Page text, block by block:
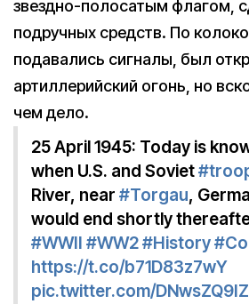
звездно-полосатым флагом,
подручных средств. По
подавались сигналы, был
артиллерийский огонь, но
чем дело.
25 April 1945: Today is
when U.S. and Soviet
River, near #Torgau,
would end shortly
#WWII #WW2#History
https://t.co/b71D83z7wY
pic.twitter.com/